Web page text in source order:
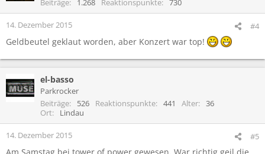
Beiträge
1.268 Reaktionspunkte 730
14. Dezember 2015 #4
Geldbeutel geklaut worden, aber Konzert war top!
el-basso
Parkrocker
Beiträge
526 Reaktionspunkte 441 Alter
36
Ort
Lindau
14. Dezember 2015 #5